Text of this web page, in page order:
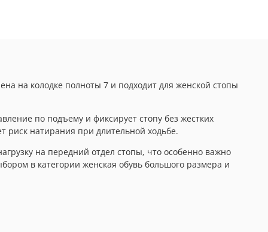
на колодке полноты 7 и подходит для женской стопы
по подъему и фиксирует стопу без жестких
риск натирания при длительной ходьбе.
на передний отдел стопы, что особенно важно
в категории женская обувь большого размера и